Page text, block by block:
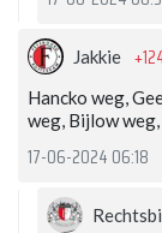
Jakkie
Hancko weg,
weg, Bijlow
17-06-2024 06:18